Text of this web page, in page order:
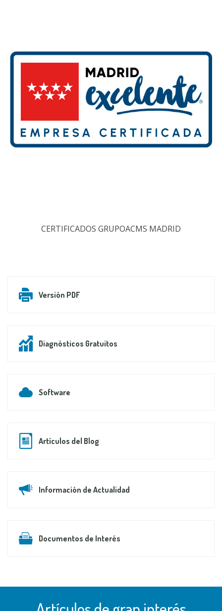
CERTIFICADOS GRUPOACMS MADRID
Versión PDF
Diagnósticos Gratuitos
Software
Artículos del Blog
Información de Actualidad
Documentos de Interés